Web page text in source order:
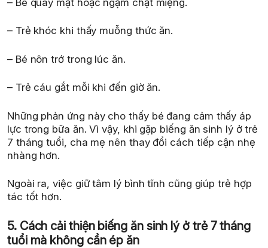
– Trẻ khóc khi thấy muỗng thức ăn.
– Bé nôn trớ trong lúc ăn.
– Trẻ cáu gắt mỗi khi đến giờ ăn.
Những phản ứng này cho thấy bé đang cảm thấy áp
lực trong bữa ăn. Vì vậy, khi gặp biếng ăn sinh lý ở trẻ
7 tháng tuổi, cha mẹ nên thay đổi cách tiếp cận nhẹ
nhàng hơn.
Ngoài ra, việc giữ tâm lý bình tĩnh cũng giúp trẻ hợp
tác tốt hơn.
5. Cách cải thiện biếng ăn sinh lý ở trẻ 7 tháng
tuổi mà không cần ép ăn